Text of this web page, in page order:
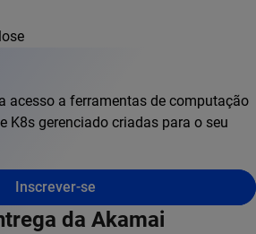
acesso a ferramentas de computação
K8s gerenciado criadas para o seu
Inscrever-se
da Akamai